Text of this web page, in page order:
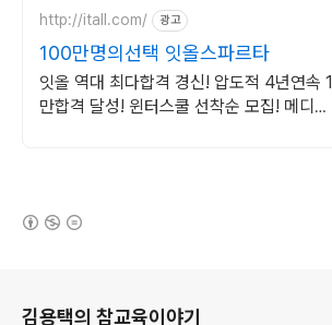
http://itall.com/ 광고
100만명의선택 잇올스파르타
잇올 역대 최다합격 경신! 압도적 4년연속 1
만합격 달성! 윈터스쿨 선착순 모집! 메디컬
김용택의 참교육이야기